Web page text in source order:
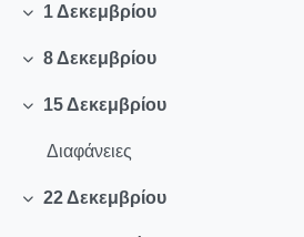
Collapse
1 Δεκεμβρίου
Collapse
8 Δεκεμβρίου
Collapse
15 Δεκεμβρίου
Διαφάνειες
Collapse
22 Δεκεμβρίου